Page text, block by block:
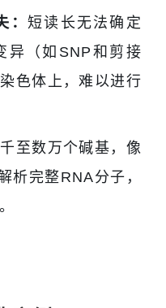
： 短读长无法确定
异（如SNP和剪接
色体上，难以进行
至数万个碱基，像
析完整RNA分子，